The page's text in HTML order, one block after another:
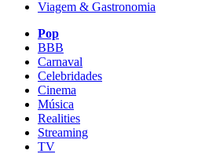
Viagem & Gastronomia
Pop
BBB
Carnaval
Celebridades
Cinema
Música
Realities
Streaming
TV